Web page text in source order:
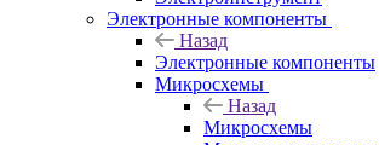
Электронные компоненты
Назад
Электронные компоненты
Микросхемы
Назад
Микросхемы